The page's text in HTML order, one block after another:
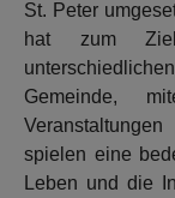
St. Peter
hat zum
Gemeinde,
spielen eine
Leben und die